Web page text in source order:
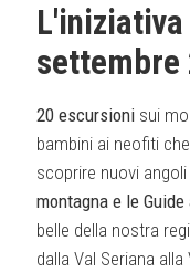
settembre
20 escursioni sui
bambini ai neofiti
scoprire nuovi
montagna e le
belle della nostra
dalla Val Seriana